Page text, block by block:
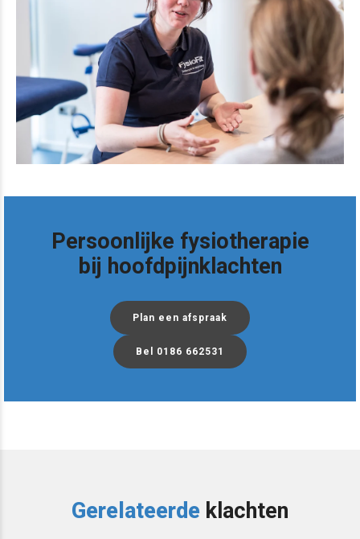
Persoonlijke fysiotherapie
bij hoofdpijnklachten
Plan een afspraak
Bel 0186 662531
Gerelateerde klachten